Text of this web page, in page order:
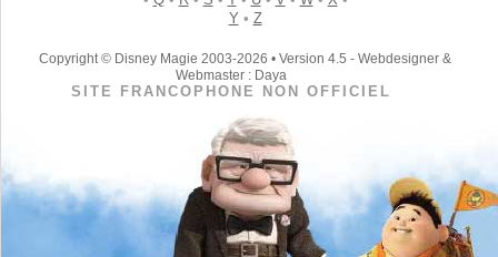
Y • Z
Copyright © Disney Magie 2003-2026 • Version 4.5 - Webdesigner &
Webmaster : Daya
SITE FRANCOPHONE NON OFFICIEL